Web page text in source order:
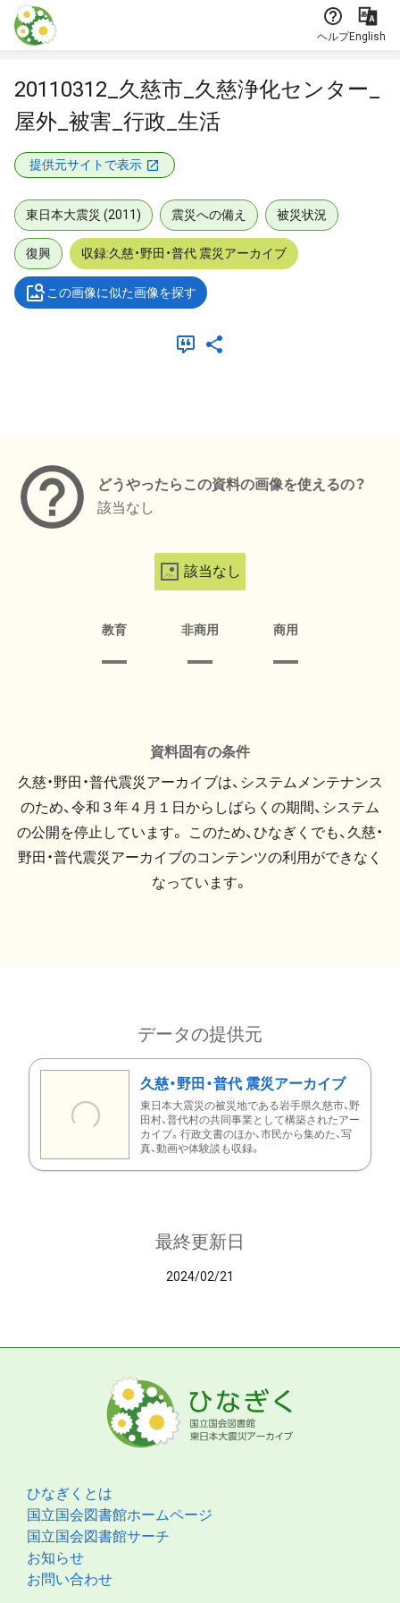
本文に飛ぶ
ヘルプEnglish
20110312_久慈市_久慈浄化センター_
屋外_被害_行政_生活
提供元サイトで表示
東日本大震災 (2011) 震災への備え 被災状況
復興 収録:久慈・野田・普代 震災アーカイブ
この画像に似た画像を探す
どうやったらこの資料の画像を使えるの？
該当なし
該当なし
教育 非商用 商用
資料固有の条件
久慈・野田・普代震災アーカイブは、システムメンテナンス
のため、令和３年４月１日からしばらくの期間、システム
の公開を停止しています。 このため、ひなぎくでも、久慈・
野田・普代震災アーカイブのコンテンツの利用ができなく
なっています。
データの提供元
久慈・野田・普代 震災アーカイブ
東日本大震災の被災地である岩手県久慈市、野
田村、普代村の共同事業として構築されたアー
カイブ。行政文書のほか、市民から集めた、写
真、動画や体験談も収録。
最終更新日
2024/02/21
ひなぎくとは
国立国会図書館ホームページ
国立国会図書館サーチ
お知らせ
お問い合わせ